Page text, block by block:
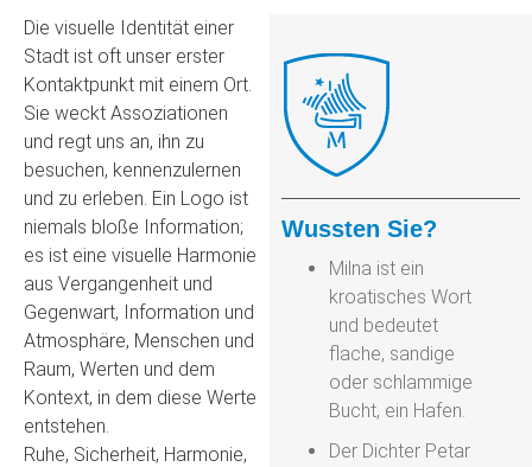
Die visuelle Identität einer
Stadt ist oft unser erster
Kontaktpunkt mit einem Ort.
Sie weckt Assoziationen
und regt uns an, ihn zu
besuchen, kennenzulernen
und zu erleben. Ein Logo ist
niemals bloße Information;
es ist eine visuelle Harmonie
aus Vergangenheit und
Gegenwart, Information und
Atmosphäre, Menschen und
Raum, Werten und dem
Kontext, in dem diese Werte
entstehen.
Ruhe, Sicherheit, Harmonie,
Wussten Sie?
Milna ist ein
kroatisches Wort
und bedeutet
flache, sandige
oder schlammige
Bucht, ein Hafen.
Der Dichter Petar